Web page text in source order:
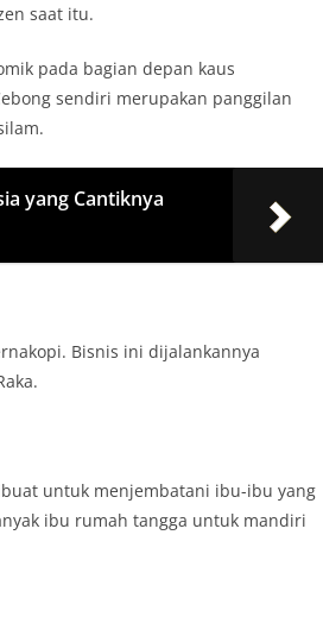
saat itu.
pada bagian depan kaus
sendiri merupakan panggilan
yang Cantiknya
Bisnis ini dijalankannya
untuk menjembatani ibu-ibu yang
ibu rumah tangga untuk mandiri